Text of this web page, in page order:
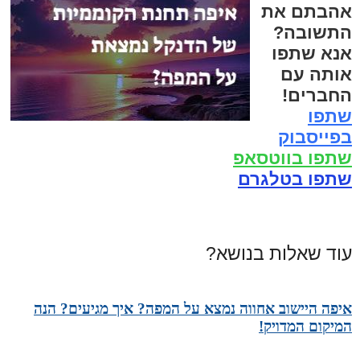
אהבתם את
התשובה?
אנא שתפו
אותה עם
החברים!
שתפו
בפייסבוק
שתפו בווטסאפ
שתפו בטלגרם
עוד שאלות בנושא?
איפה היישוב אחווה נמצא על המפה? איך מגיעים? הנה
המיקום המדויק!